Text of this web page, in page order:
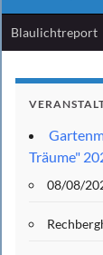
Blaulichtreport
Träume"
08/08/